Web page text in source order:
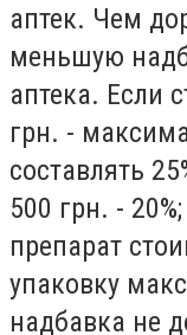
аптек. Чем
меньшую
аптека. Если
грн. -
составлять
500 грн. -
препарат
упаковку
надбавка не